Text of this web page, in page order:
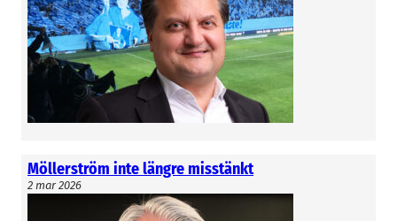
Möllerström inte längre misstänkt
2 mar 2026